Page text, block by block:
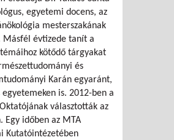
egyetemi docens, az
mesterszakának
Másfél évtizede tanít a
kötődő tárgyakat
és
Karán egyaránt,
is. 2012-ben a
választották az
Egy időben az MTA
Kutatóintézetében